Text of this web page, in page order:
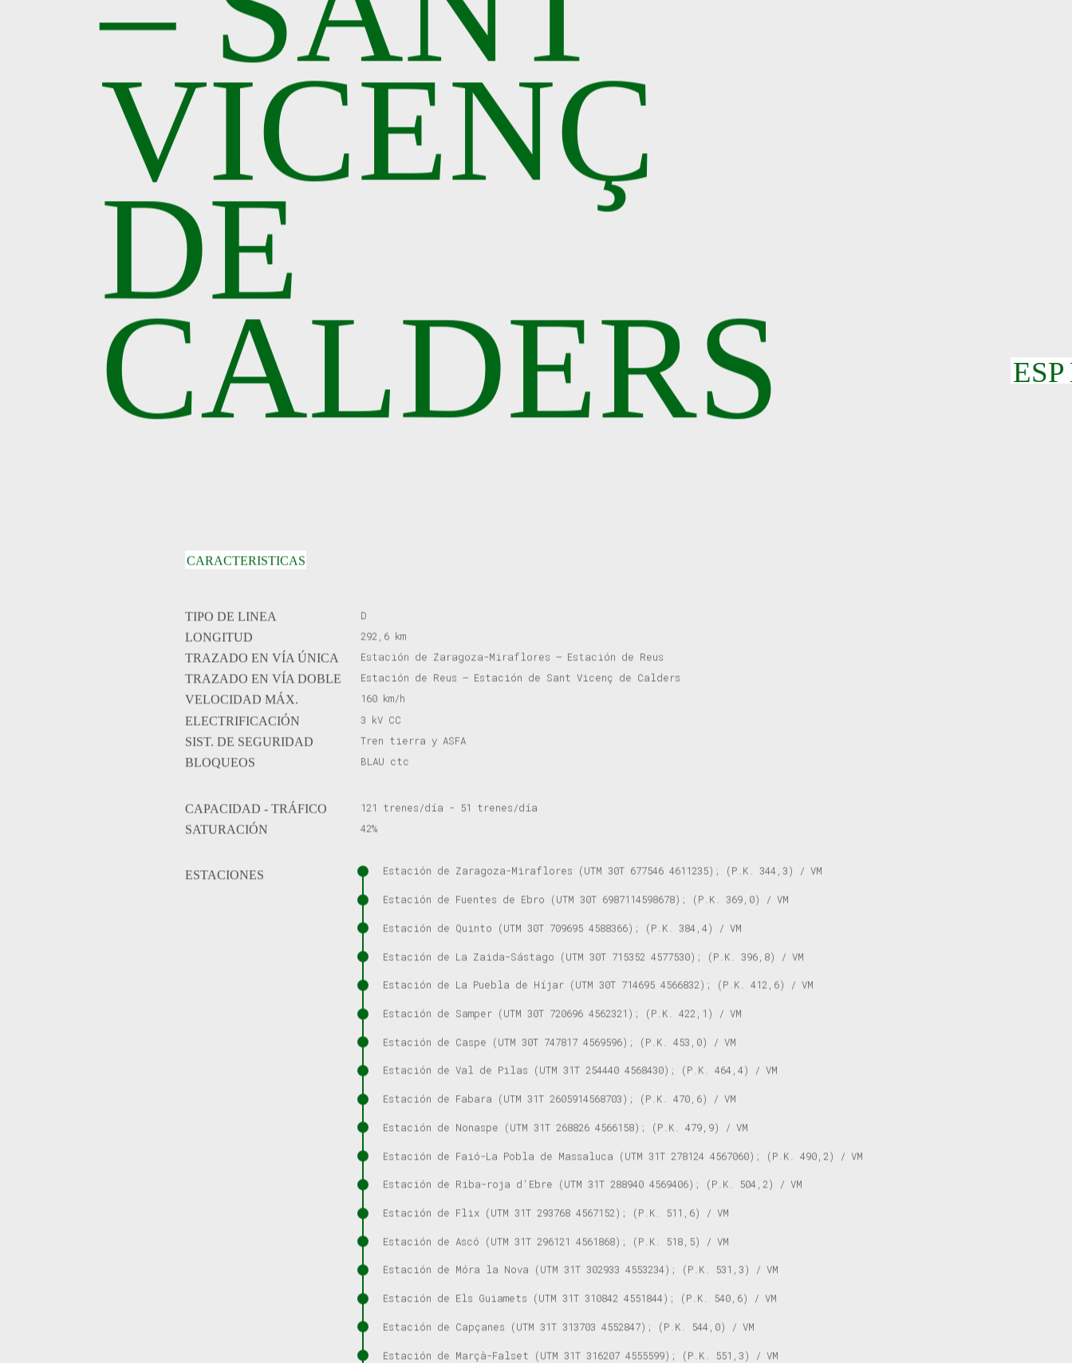
VICENÇ
DE
CALDERS
CARACTERISTICAS
TIPO DE LINEA D
LONGITUD 292,6 km
TRAZADO EN VÍA ÚNICA Estación de Zaragoza-Miraflores – Estación de Reus
TRAZADO EN VÍA DOBLE Estación de Reus – Estación de Sant Vicenç de Calders
VELOCIDAD MÁX. 160 km/h
ELECTRIFICACIÓN 3 kV CC
SIST. DE SEGURIDAD Tren tierra y ASFA
BLOQUEOS BLAU ctc
CAPACIDAD - TRÁFICO 121 trenes/día - 51 trenes/día
SATURACIÓN 42%
ESTACIONES Estación de Zaragoza-Miraflores (UTM 30T 677546 4611235); (P.K. 344,3) / VM
Estación de Fuentes de Ebro (UTM 30T 6987114598678); (P.K. 369,0) / VM
Estación de Quinto (UTM 30T 709695 4588366); (P.K. 384,4) / VM
Estación de La Zaida-Sástago (UTM 30T 715352 4577530); (P.K. 396,8) / VM
Estación de La Puebla de Híjar (UTM 30T 714695 4566832); (P.K. 412,6) / VM
Estación de Samper (UTM 30T 720696 4562321); (P.K. 422,1) / VM
Estación de Caspe (UTM 30T 747817 4569596); (P.K. 453,0) / VM
Estación de Val de Pilas (UTM 31T 254440 4568430); (P.K. 464,4) / VM
Estación de Fabara (UTM 31T 2605914568703); (P.K. 470,6) / VM
Estación de Nonaspe (UTM 31T 268826 4566158); (P.K. 479,9) / VM
Estación de Faió-La Pobla de Massaluca (UTM 31T 278124 4567060); (P.K. 490,2) / VM
Estación de Riba-roja d'Ebre (UTM 31T 288940 4569406); (P.K. 504,2) / VM
Estación de Flix (UTM 31T 293768 4567152); (P.K. 511,6) / VM
Estación de Ascó (UTM 31T 296121 4561868); (P.K. 518,5) / VM
Estación de Móra la Nova (UTM 31T 302933 4553234); (P.K. 531,3) / VM
Estación de Els Guiamets (UTM 31T 310842 4551844); (P.K. 540,6) / VM
Estación de Capçanes (UTM 31T 313703 4552847); (P.K. 544,0) / VM
Estación de Marçà-Falset (UTM 31T 316207 4555599); (P.K. 551,3) / VM
ESP